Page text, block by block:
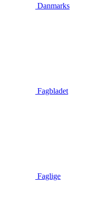
Danmarks
Fagbladet
Faglige